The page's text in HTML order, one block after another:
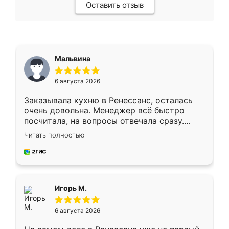
Оставить отзыв
Мальвина
6 августа 2026
Заказывала кухню в Ренессанс, осталась
очень довольна. Менеджер всё быстро
посчитала, на вопросы отвечала сразу.
Замерщик приехал в субботу, подошёл к
делу со всей ответственностью. Собрали
за день, ребята работали аккуратно, даже
Читать полностью
Игорь М.
6 августа 2026